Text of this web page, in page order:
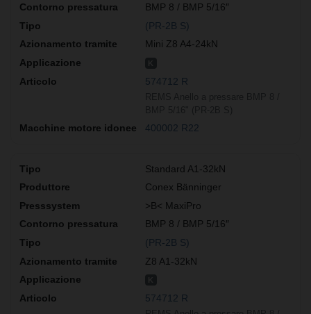
BMP 8 / BMP 5/16″
(PR-2B S)
Mini Z8 A4-24kN
574712 R
400002 R22
Standard A1-32kN
Conex Bänninger
>B< MaxiPro
BMP 8 / BMP 5/16″
(PR-2B S)
Z8 A1-32kN
574712 R